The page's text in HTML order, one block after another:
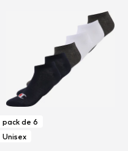
pack de 6
Unisex